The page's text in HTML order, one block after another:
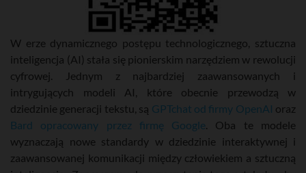
W erze dynamicznego postępu technologicznego, sztuczna
inteligencja (AI) stała się pionierskim narzędziem w rewolucji
cyfrowej. Jednym z najbardziej zaawansowanych i
intrygujących modeli AI, które obecnie przewodzą w
dziedzinie generacji tekstu, są GPTchat od firmy OpenAI oraz
Bard opracowany przez firmę Google. Oba te modele
wyznaczają nowe standardy w dziedzinie interaktywnej i
zaawansowanej komunikacji między człowiekiem a sztuczną